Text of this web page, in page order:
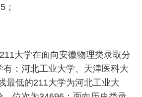
；
大学在面向安徽物理类录取分
有：河北工业大学、天津医科大
最低的211大学为河北工业大